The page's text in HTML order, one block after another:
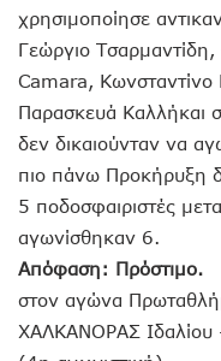
χρησιμοποίησε
Γεώργιο
Camara,
Παρασκευά Καλλήκαι
δεν δικαιούνταν να
πιο πάνω Προκήρυξη
5 ποδοσφαιριστές
αγωνίσθηκαν 6.
Απόφαση: Πρόστιμο.
στον αγώνα
ΧΑΛΚΑΝΟΡΑΣ